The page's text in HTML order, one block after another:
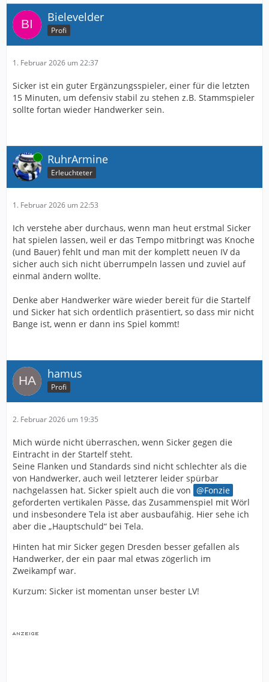
Bielevelder
Profi
1. Februar 2026 um 22:37
Sicker ist ein guter Ergänzungsspieler, einer für die letzten
15 Minuten, um defensiv stabil zu stehen z.B. Stammspieler
sollte fortan wieder Handwerker sein.
Online RuhrArmine
Erleuchteter
1. Februar 2026 um 22:53
Ich verstehe aber durchaus, wenn man heut erstmal Sicker
hat spielen lassen, weil er das Tempo mitbringt was Knoche
(und Bauer) fehlt und man mit der komplett neuen IV da
sicher auch sich nicht überrumpeln lassen und zuviel auf
einmal ändern wollte.
Denke aber Handwerker wäre wieder bereit für die Startelf
und Sicker hat sich ordentlich präsentiert, so dass mir nicht
Bange ist, wenn er dann ins Spiel kommt!
hamus
Profi
2. Februar 2026 um 19:35
Mich würde nicht überraschen, wenn Sicker gegen die
Eintracht in der Startelf steht.
Seine Flanken und Standards sind nicht schlechter als die
von Handwerker, auch weil letzterer leider spürbar
nachgelassen hat. Sicker spielt auch die von
Fonzie
geforderten vertikalen Pässe, das Zusammenspiel mit Wörl
und insbesondere Tela ist aber ausbaufähig. Hier sehe ich
aber die „Hauptschuld“ bei Tela.
Hinten hat mir Sicker gegen Dresden besser gefallen als
Handwerker, der ein paar mal etwas zögerlich im
Zweikampf war.
Kurzum: Sicker ist momentan unser bester LV!